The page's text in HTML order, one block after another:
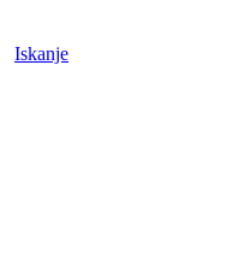
Iskanje